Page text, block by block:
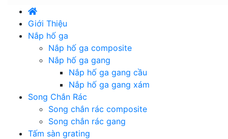
Giới Thiệu
Nắp hố ga
Nắp hố ga composite
Nắp hố ga gang
Nắp hố ga gang cầu
Nắp hố ga gang xám
Song Chắn Rác
Song chắn rác composite
Song chắn rác gang
Tấm sàn grating